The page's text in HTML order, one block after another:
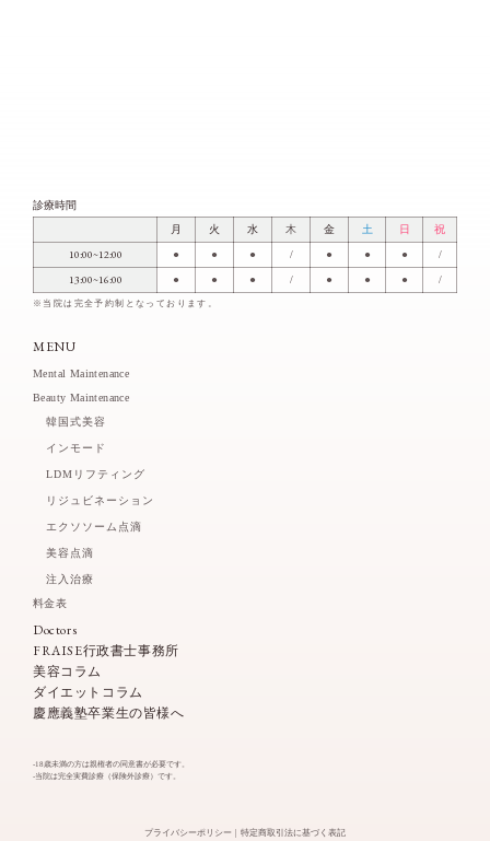
診療時間
月
火 水 木 金 土 日 祝
10:00~12:00 ● ● ● / ● ● ● /
13:00~16:00 ● ● ● / ● ● ● /
※当院は完全予約制となっております。
MENU
Mental Maintenance
Beauty Maintenance
韓国式美容
インモード
LDMリフティング
リジュビネーション
エクソソーム点滴
美容点滴
注入治療
料金表
Doctors
FRAISE行政書士事務所
美容コラム
ダイエットコラム
慶應義塾卒業生の皆様へ
-18歳未満の方は親権者の同意書が必要です。
-当院は完全実費診療（保険外診療）です。
プライバシーポリシー
特定商取引法に基づく表記